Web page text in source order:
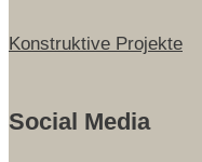
Konstruktive Projekte
Social Media